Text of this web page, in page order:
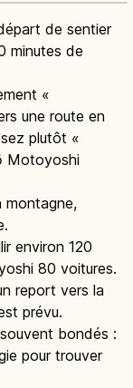
de sentier
minutes de
«
une route en
plutôt «
Motoyoshi
montagne,
environ 120
80 voitures.
report vers la
prévu.
bondés :
pour trouver